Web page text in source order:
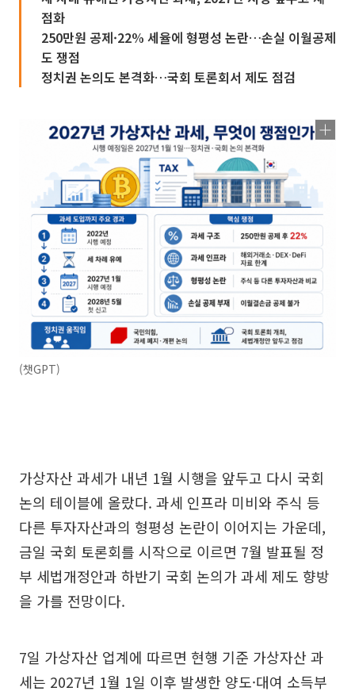
점화
250만원 공제·22% 세율에 형평성 논란…손실 이월공제
도 쟁점
정치권 논의도 본격화…국회 토론회서 제도 점검
(챗GPT)
가상자산 과세가 내년 1월 시행을 앞두고 다시 국회
논의 테이블에 올랐다. 과세 인프라 미비와 주식 등
다른 투자자산과의 형평성 논란이 이어지는 가운데,
금일 국회 토론회를 시작으로 이르면 7월 발표될 정
부 세법개정안과 하반기 국회 논의가 과세 제도 향방
을 가를 전망이다.
7일 가상자산 업계에 따르면 현행 기준 가상자산 과
세는 2027년 1월 1일 이후 발생한 양도·대여 소득부